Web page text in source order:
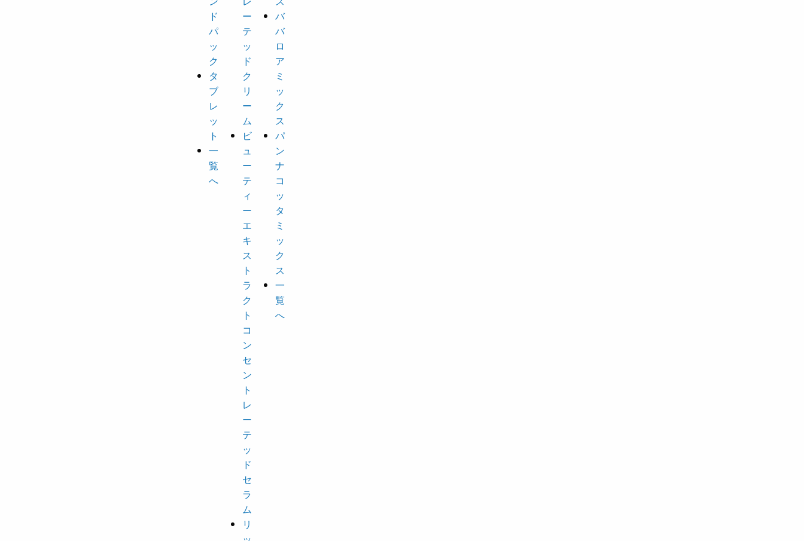
ド
パ
ッ
ク
タ
ブ
レ
ッ
ト
一
覧
へ
ー
テ
ッ
ド
ク
リ
ー
ム
ビ
ュ
ー
テ
ィ
ー
エ
キ
ス
ト
ラ
ク
ト
コ
ン
セ
ン
ト
レ
ー
テ
ッ
ド
セ
ラ
ム
リ
バ
バ
ロ
ア
ミ
ッ
ク
ス
パ
ン
ナ
コ
ッ
タ
ミ
ッ
ク
ス
一
覧
へ